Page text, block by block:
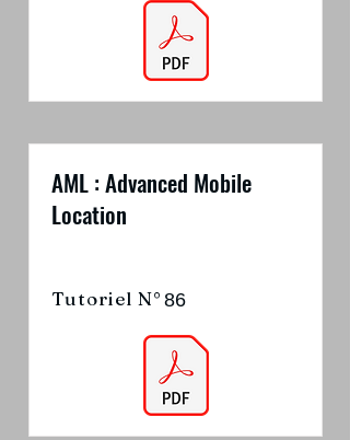
AML : Advanced Mobile
Location
Tutoriel N° 86